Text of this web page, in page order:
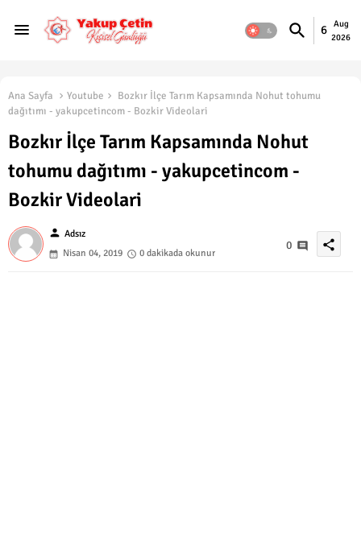
6
Aug
2026
Ana Sayfa Youtube
Bozkır İlçe Tarım Kapsamında Nohut tohumu
dağıtımı - yakupcetincom - Bozkir Videolari
Bozkır İlçe Tarım Kapsamında Nohut
tohumu dağıtımı - yakupcetincom -
Bozkir Videolari
person Adsız
Nisan 04, 2019
0 dakikada okunur
0 share